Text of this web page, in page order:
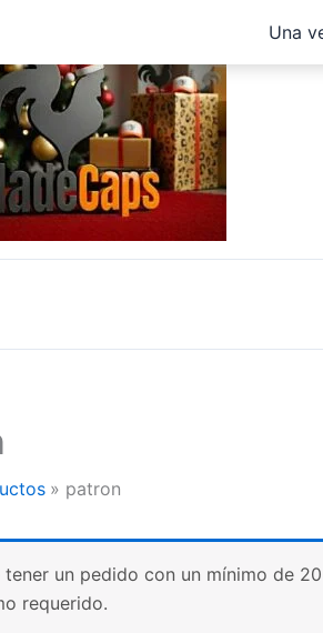
Una
patron
tener un pedido con un mínimo de
requerido.